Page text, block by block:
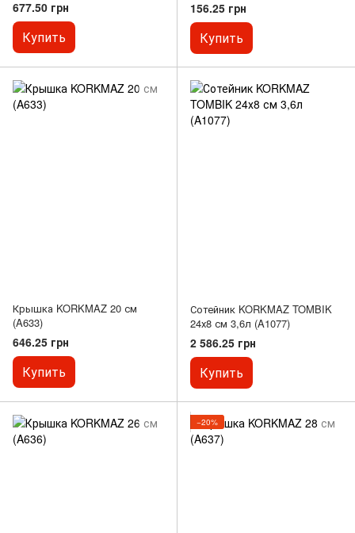
677.50 грн
Купить
156.25 грн
Купить
Крышка KORKMAZ 20 см
(A633)
646.25 грн
Купить
Сотейник KORKMAZ TOMBIK
24х8 см 3,6л (A1077)
2 586.25 грн
Купить
−20%